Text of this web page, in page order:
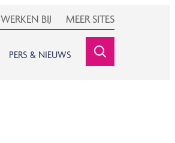
SEARCHINE
PERS & NIEUWS
WERKEN BIJ MEER SITES